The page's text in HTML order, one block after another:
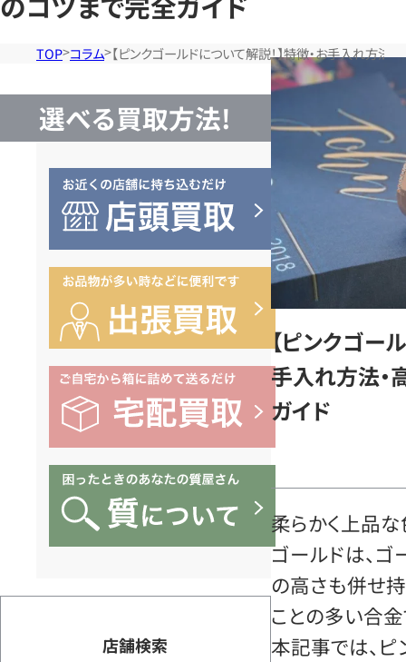
TOP コラム 【ピンクゴールドについて解説！】特徴・お手入れ方法
選べる買取方法!
店舗検索
【ピンクゴー
手入れ方法・
ガイド
柔らかく上品
ゴールドは、
の高さも併せ
ことの多い合金
本記事では、